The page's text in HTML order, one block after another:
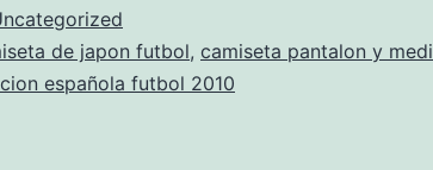
de japon futbol, camiseta pantalon y
española futbol 2010